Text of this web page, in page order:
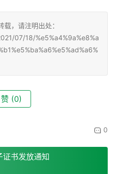
，请注明出处：
07/18/%e5%a4%9a%e8%a
赞 (0)
0
书发放通知